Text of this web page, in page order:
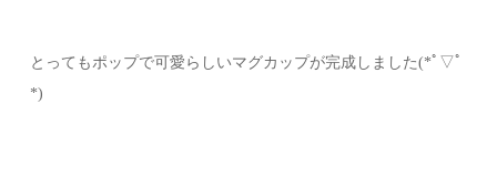
とってもポップで可愛らしいマグカップが完成しました(*ﾟ▽ﾟ
*)